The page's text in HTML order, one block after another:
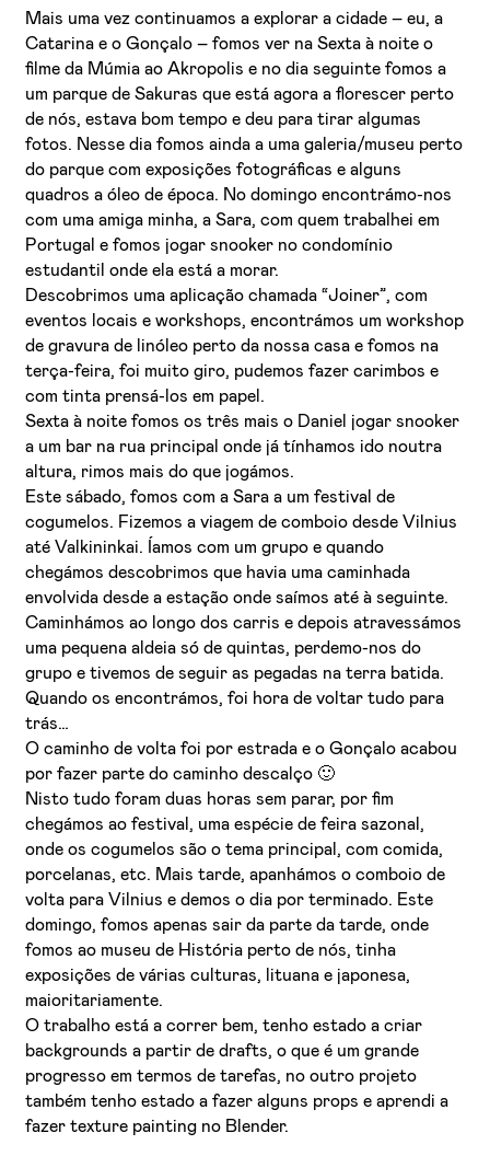
Mais uma vez continuamos a explorar a cidade – eu, a
Catarina e o Gonçalo – fomos ver na Sexta à noite o
filme da Múmia ao Akropolis e no dia seguinte fomos a
um parque de Sakuras que está agora a florescer perto
de nós, estava bom tempo e deu para tirar algumas
fotos. Nesse dia fomos ainda a uma galeria/museu perto
do parque com exposições fotográficas e alguns
quadros a óleo de época. No domingo encontrámo-nos
com uma amiga minha, a Sara, com quem trabalhei em
Portugal e fomos jogar snooker no condomínio
estudantil onde ela está a morar.
Descobrimos uma aplicação chamada “Joiner”, com
eventos locais e workshops, encontrámos um workshop
de gravura de linóleo perto da nossa casa e fomos na
terça-feira, foi muito giro, pudemos fazer carimbos e
com tinta prensá-los em papel.
Sexta à noite fomos os três mais o Daniel jogar snooker
a um bar na rua principal onde já tínhamos ido noutra
altura, rimos mais do que jogámos.
Este sábado, fomos com a Sara a um festival de
cogumelos. Fizemos a viagem de comboio desde Vilnius
até Valkininkai. Íamos com um grupo e quando
chegámos descobrimos que havia uma caminhada
envolvida desde a estação onde saímos até à seguinte.
Caminhámos ao longo dos carris e depois atravessámos
uma pequena aldeia só de quintas, perdemo-nos do
grupo e tivemos de seguir as pegadas na terra batida.
Quando os encontrámos, foi hora de voltar tudo para
trás…
O caminho de volta foi por estrada e o Gonçalo acabou
por fazer parte do caminho descalço 🙂
Nisto tudo foram duas horas sem parar, por fim
chegámos ao festival, uma espécie de feira sazonal,
onde os cogumelos são o tema principal, com comida,
porcelanas, etc. Mais tarde, apanhámos o comboio de
volta para Vilnius e demos o dia por terminado. Este
domingo, fomos apenas sair da parte da tarde, onde
fomos ao museu de História perto de nós, tinha
exposições de várias culturas, lituana e japonesa,
maioritariamente.
O trabalho está a correr bem, tenho estado a criar
backgrounds a partir de drafts, o que é um grande
progresso em termos de tarefas, no outro projeto
também tenho estado a fazer alguns props e aprendi a
fazer texture painting no Blender.